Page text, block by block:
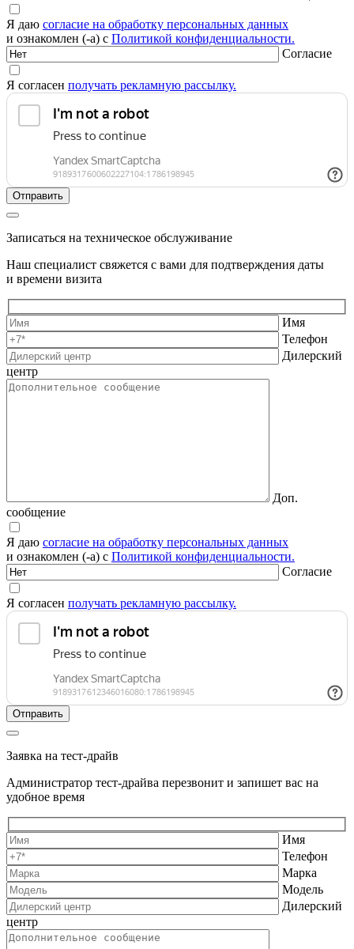
Я даю согласие на обработку персональных данных
и ознакомлен (-а) с Политикой конфиденциальности.
Согласие
Я согласен получать рекламную рассылку.
Записаться на техническое обслуживание
Наш специалист свяжется с вами для подтверждения даты
и времени визита
Имя
Телефон
Дилерский
центр
Доп.
сообщение
Я даю согласие на обработку персональных данных
и ознакомлен (-а) с Политикой конфиденциальности.
Согласие
Я согласен получать рекламную рассылку.
Заявка на тест-драйв
Администратор тест-драйва перезвонит и запишет вас на
удобное время
Имя
Телефон
Марка
Модель
Дилерский
центр